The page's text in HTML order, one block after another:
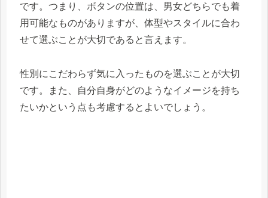
です。つまり、ボタンの位置は、男女どちらでも着
用可能なものがありますが、体型やスタイルに合わ
せて選ぶことが大切であると言えます。
性別にこだわらず気に入ったものを選ぶことが大切
です。また、自分自身がどのようなイメージを持ち
たいかという点も考慮するとよいでしょう。